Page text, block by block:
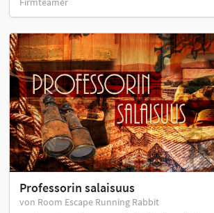
Professorin salaisuus
von Room Escape Running Rabbit